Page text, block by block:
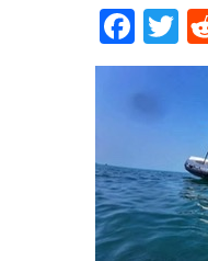
F
ac
e
b
o
o
k
T
w